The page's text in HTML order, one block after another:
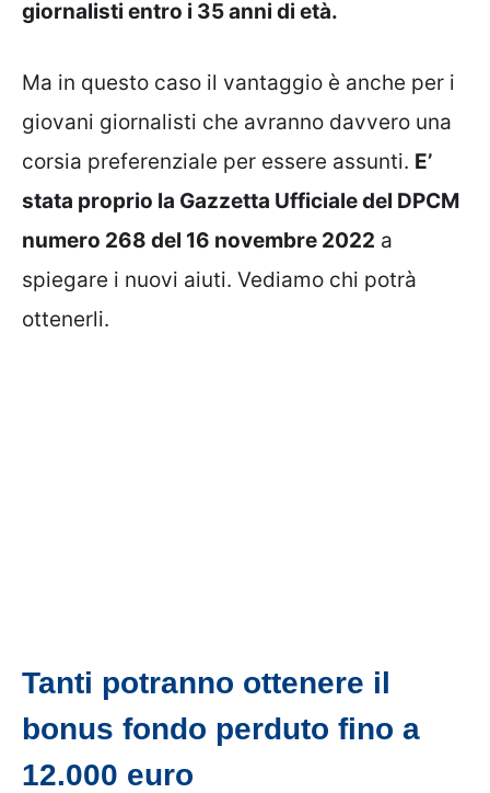
giornalisti entro i 35 anni di età.
Ma in questo caso il vantaggio è anche per i
giovani giornalisti che avranno davvero una
corsia preferenziale per essere assunti. E’
stata proprio la Gazzetta Ufficiale del DPCM
numero 268 del 16 novembre 2022 a
spiegare i nuovi aiuti. Vediamo chi potrà
ottenerli.
Tanti potranno ottenere il
bonus fondo perduto fino a
12.000 euro